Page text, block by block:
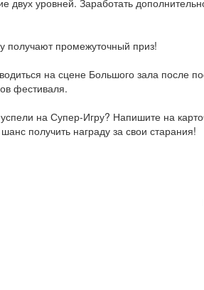
двух уровней. Заработать
промежуточный приз!
на сцене Большого зала после
фестиваля.
на Супер-Игру? Напишите на
получить награду за свои старания!